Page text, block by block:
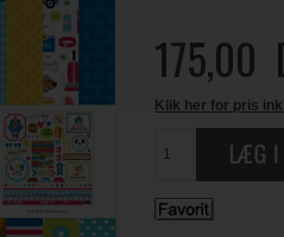
175,00
Klik her for pris